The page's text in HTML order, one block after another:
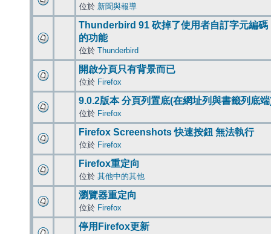
位於 新聞與報導
Thunderbird 91 砍掉了使用者自訂字元編碼
的功能
位於 Thunderbird
開啟分頁只有背景而已
位於 Firefox
9.0.2版本 分頁列置底(在網址列與書籤列底
位於 Firefox
Firefox Screenshots 快速按鈕 無法執行
位於 Firefox
Firefox重定向
位於 其他中的其他
瀏覽器重定向
位於 Firefox
停用Firefox更新